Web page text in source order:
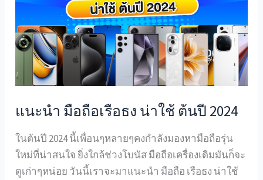
แนะนำ มือถือเรือธง น่าใช้ ต้นปี 2024
ในต้นปี 2024 นี้เพื่อนๆหลายๆคงกำลังมองหามือถือรุ่น
ใหม่ที่น่าสนใจ ยิ่งใกล้ช่วงโบนัส มือถือเครื่องเดิมมันก็จะ
ดูเก่าๆหน่อย วันนี้เราจะมาแนะนำ มือถือ เรือธง น่าใช้
ธง
น่า
ต้น
2024